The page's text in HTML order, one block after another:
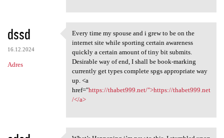
dssd
16.12.2024
Adres
Every time my spouse and i
Every time my spouse and i grew to be on the
internet site while sporting certain awareness
quickly a certain amount of tiny bit submits.
Desirable way of end, I shall be book-marking
currently get types complete spgs appropriate way
up. <a
href="https://thabet999.net/">https://thabet999.net
/</a>